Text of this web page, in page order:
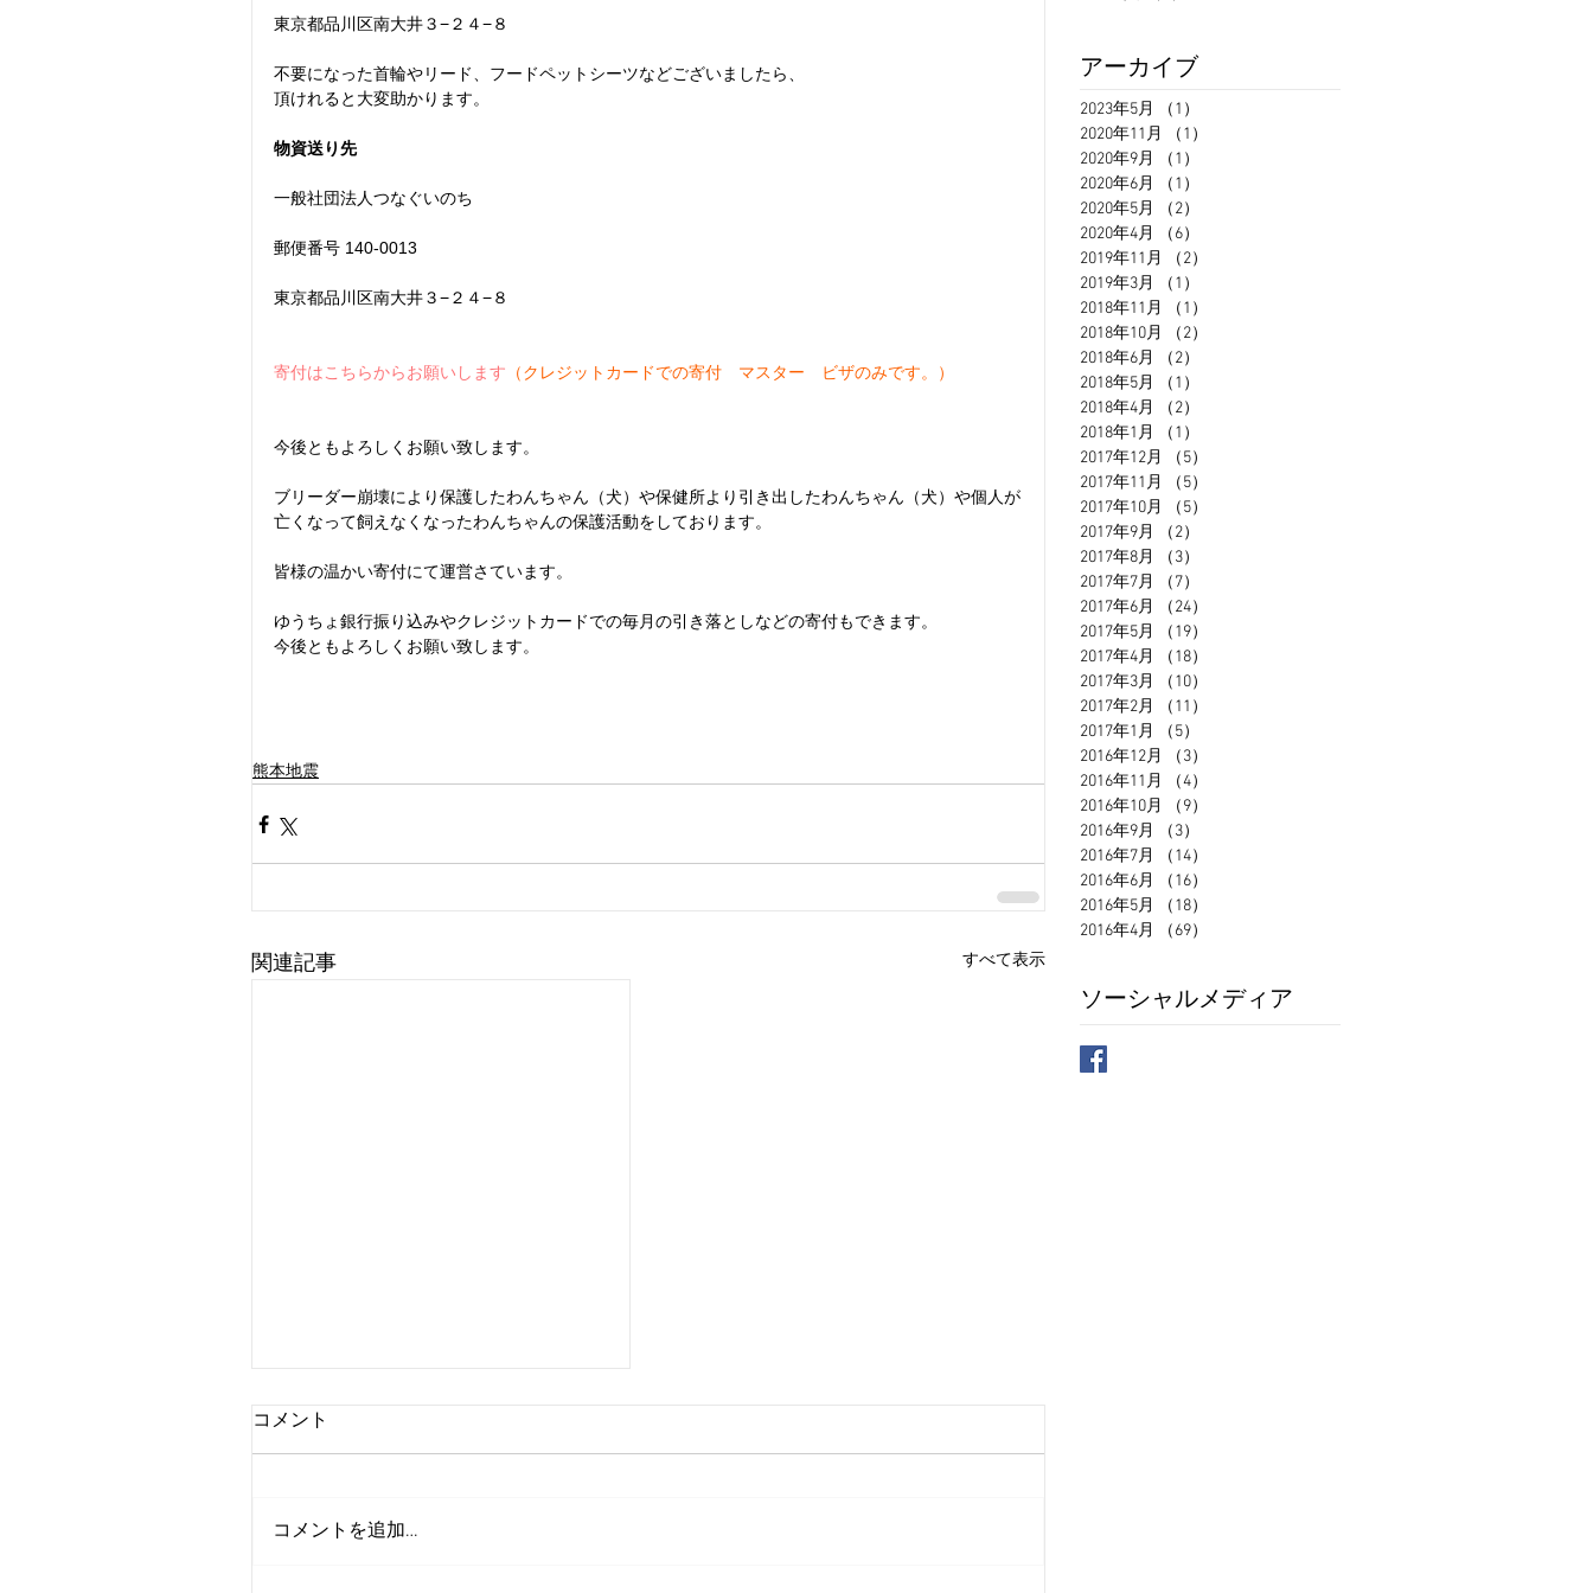
東京都品川区南大井３−２４−８
不要になった首輪やリード、フードペットシーツなどございましたら、
頂けれると大変助かります。
物資送り先
一般社団法人つなぐいのち
郵便番号 140-0013
東京都品川区南大井３−２４−８
寄付はこちらからお願いします （クレジットカードでの寄付　マスター　ビザのみです。）
今後ともよろしくお願い致します。
ブリーダー崩壊により保護したわんちゃん（犬）や保健所より引き出したわんちゃん（犬）や個人が
亡くなって飼えなくなったわんちゃんの保護活動をしております。
皆様の温かい寄付にて運営さています。
ゆうちょ銀行振り込みやクレジットカードでの毎月の引き落としなどの寄付もできます。
今後ともよろしくお願い致します。
熊本地震
関連記事 すべて表示
コメント
コメントを追加…
アーカイブ
2023年5月 （1）
2020年11月
（1）
2020年9月
（1）
2020年6月
（1）
2020年5月
（2）
2020年4月
（6）
2019年11月
（2）
2019年3月
（1）
2018年11月
（1）
2018年10月
（2）
2018年6月
（2）
2018年5月
（1）
2018年4月
（2）
2018年1月
（1）
2017年12月
（5）
2017年11月
（5）
2017年10月
（5）
2017年9月
（2）
2017年8月
（3）
2017年7月
（7）
2017年6月
（24）
2017年5月
（19）
2017年4月
（18）
2017年3月
（10）
2017年2月
（11）
2017年1月
（5）
2016年12月
（3）
2016年11月
（4）
2016年10月
（9）
2016年9月
（3）
2016年7月
（14）
2016年6月
（16）
2016年5月
（18）
2016年4月
（69）
ソーシャルメディア